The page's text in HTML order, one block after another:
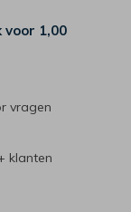
voor 1,00
vragen
klanten